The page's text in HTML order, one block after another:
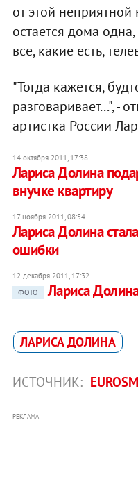
от этой неприятной
остается дома
все, какие есть,
"Тогда кажется,
разговаривает...", -
артистка России
14 октября 2011, 17:38
Лариса Долина
внучке квартиру
17 ноября 2011, 08:54
Лариса Долина
ошибки
12 декабря 2011, 17:32
ФОТО
Лариса
ЛАРИСА ДОЛИНА
ИСТОЧНИК:
РЕКЛАМА